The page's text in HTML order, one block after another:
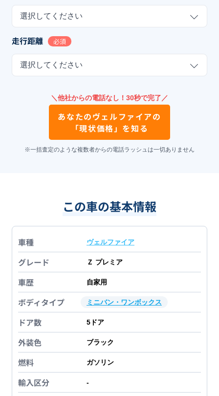
選択してください
走行距離 必須
選択してください
＼他社からの電話なし！30秒で完了／
あなたのヴェルファイアの
「現状価格」を知る
※一括査定のような複数者からの電話ラッシュは一切ありません
この車の基本情報
車種 ヴェルファイア
グレード Ｚ プレミア
車歴 自家用
ボディタイプ ミニバン・ワンボックス
ドア数 5 ドア
外装色 ブラック
燃料 ガソリン
輸入区分 -